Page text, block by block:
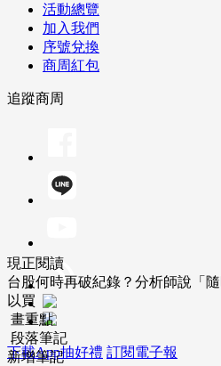
活動總覽
加入我們
序號兌換
商周紅包
追蹤商周
下載App抽好禮 訂閱電子報
現正閱讀
台股何時再破紀錄？分析師說「
以買
畫重點
段落筆記
新增筆記